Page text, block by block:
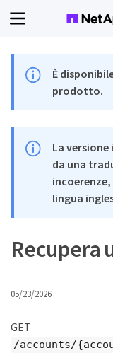
È
prodotto.
La
da una
lingua
Recupera
05/23/2026
GET
/accounts/